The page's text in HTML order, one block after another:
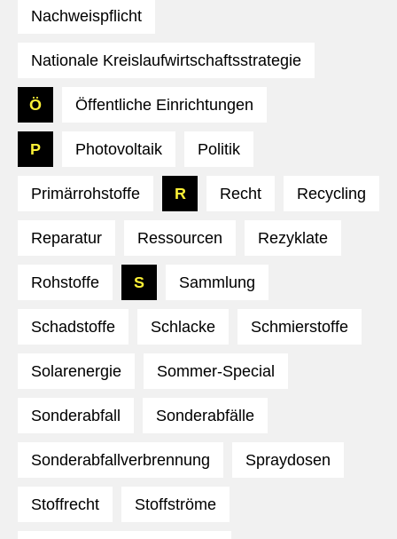
Nachweispflicht
Nationale Kreislaufwirtschaftsstrategie
Ö Öffentliche Einrichtungen
P Photovoltaik Politik
Primärrohstoffe R Recht Recycling
Reparatur Ressourcen Rezyklate
Rohstoffe S Sammlung
Schadstoffe Schlacke Schmierstoffe
Solarenergie Sommer-Special
Sonderabfall Sonderabfälle
Sonderabfallverbrennung Spraydosen
Stoffrecht Stoffströme